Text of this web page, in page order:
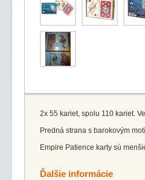
2x 55 kariet, spolu 110 kariet.
Predná strana s barokovým
Empire Patience karty sú
Ďalšie informácie